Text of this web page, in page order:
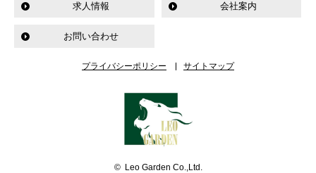
求人情報 会社案内
お問い合わせ
プライバシーポリシー サイトマップ
© Leo Garden Co.,Ltd.